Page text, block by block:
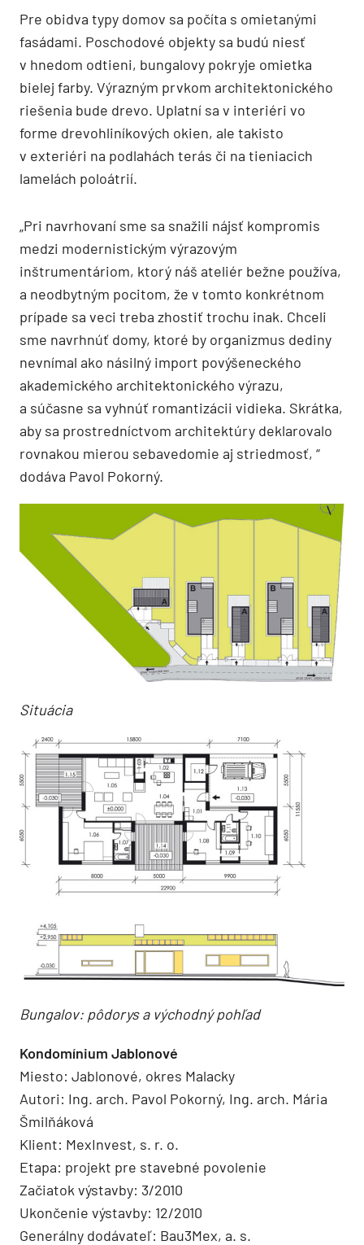
Pre obidva typy domov sa počíta s omietanými
fasádami. Poschodové objekty sa budú niesť
v hnedom odtieni, bungalovy pokryje omietka
bielej farby. Výrazným prvkom architektonického
riešenia bude drevo. Uplatní sa v interiéri vo
forme drevohliníkových okien, ale takisto
v exteriéri na podlahách terás či na tieniacich
lamelách poloátrií.
„Pri navrhovaní sme sa snažili nájsť kompromis
medzi modernistickým výrazovým
inštrumentáriom, ktorý náš ateliér bežne používa,
a neodbytným pocitom, že v tomto konkrétnom
prípade sa veci treba zhostiť trochu inak. Chceli
sme navrhnúť domy, ktoré by organizmus dediny
nevnímal ako násilný import povýšeneckého
akademického architektonického výrazu,
a súčasne sa vyhnúť romantizácii vidieka. Skrátka,
aby sa prostredníctvom architektúry deklarovalo
rovnakou mierou sebavedomie aj striedmosť, “
dodáva Pavol Pokorný.
Situácia
Bungalov: pôdorys a východný pohľad
Kondomínium Jablonové
Miesto: Jablonové, okres Malacky
Autori: Ing. arch. Pavol Pokorný, Ing. arch. Mária
Šmilňáková
Klient: MexInvest, s. r. o.
Etapa: projekt pre stavebné povolenie
Začiatok výstavby: 3/2010
Ukončenie výstavby: 12/2010
Generálny dodávateľ: Bau3Mex, a. s.